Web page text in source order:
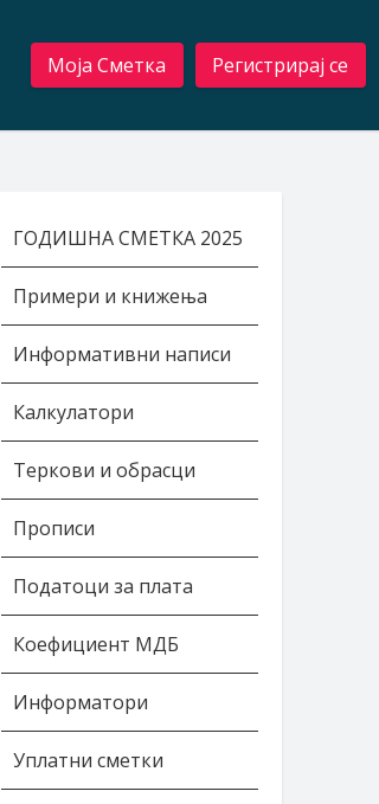
Моја Сметка Регистрирај се
ГОДИШНА СМЕТКА 2025
Примери и книжења
Информативни написи
Калкулатори
Теркови и обрасци
Прописи
Податоци за плата
Коефициент МДБ
Информатори
Уплатни сметки